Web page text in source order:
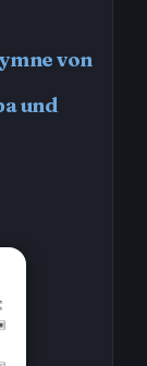
von
und